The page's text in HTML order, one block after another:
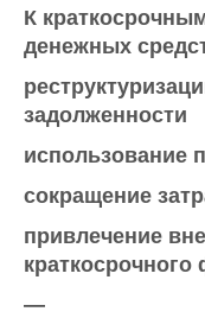
К
денежных
задолженности
использование
сокращение
привлечение
—